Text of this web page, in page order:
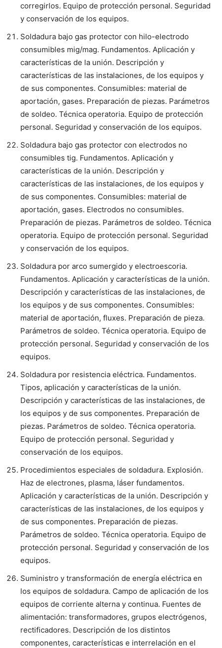
corregirlos. Equipo de protección personal. Seguridad
y conservación de los equipos.
Soldadura bajo gas protector con hilo-electrodo
consumibles mig/mag. Fundamentos. Aplicación y
características de la unión. Descripción y
características de las instalaciones, de los equipos y
de sus componentes. Consumibles: material de
aportación, gases. Preparación de piezas. Parámetros
de soldeo. Técnica operatoria. Equipo de protección
personal. Seguridad y conservación de los equipos.
Soldadura bajo gas protector con electrodos no
consumibles tig. Fundamentos. Aplicación y
características de la unión. Descripción y
características de las instalaciones, de los equipos y
de sus componentes. Consumibles: material de
aportación, gases. Electrodos no consumibles.
Preparación de piezas. Parámetros de soldeo. Técnica
operatoria. Equipo de protección personal. Seguridad
y conservación de los equipos.
Soldadura por arco sumergido y electroescoria.
Fundamentos. Aplicación y características de la unión.
Descripción y características de las instalaciones, de
los equipos y de sus componentes. Consumibles:
material de aportación, fluxes. Preparación de pieza.
Parámetros de soldeo. Técnica operatoria. Equipo de
protección personal. Seguridad y conservación de los
equipos.
Soldadura por resistencia eléctrica. Fundamentos.
Tipos, aplicación y características de la unión.
Descripción y características de las instalaciones, de
los equipos y de sus componentes. Preparación de
piezas. Parámetros de soldeo. Técnica operatoria.
Equipo de protección personal. Seguridad y
conservación de los equipos.
Procedimientos especiales de soldadura. Explosión.
Haz de electrones, plasma, láser fundamentos.
Aplicación y características de la unión. Descripción y
características de las instalaciones, de los equipos y
de sus componentes. Preparación de piezas.
Parámetros de soldeo. Técnica operatoria. Equipo de
protección personal. Seguridad y conservación de los
equipos.
Suministro y transformación de energía eléctrica en
los equipos de soldadura. Campo de aplicación de los
equipos de corriente alterna y continua. Fuentes de
alimentación: transformadores, grupos electrógenos,
rectificadores. Descripción de los distintos
componentes, características e interrelación en el